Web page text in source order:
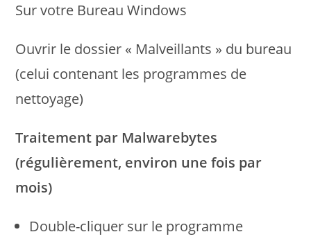
Sur votre Bureau Windows
Ouvrir le dossier « Malveillants » du bureau
(celui contenant les programmes de
nettoyage)
Traitement par Malwarebytes
(régulièrement, environ une fois par
mois)
Double-cliquer sur le programme